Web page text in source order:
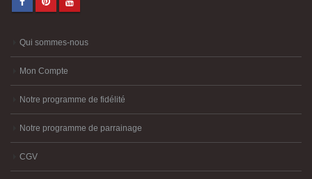
Qui sommes-nous
Mon Compte
Notre programme de fidélité
Notre programme de parrainage
CGV